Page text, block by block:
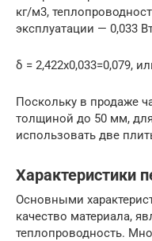
кг/м3,
эксплуатации — 0,033
δ = 2,422х0,033=0,079,
Поскольку в продаже
толщиной до 50 мм,
использовать две
Характеристики
Основными
качество материала,
теплопроводность.